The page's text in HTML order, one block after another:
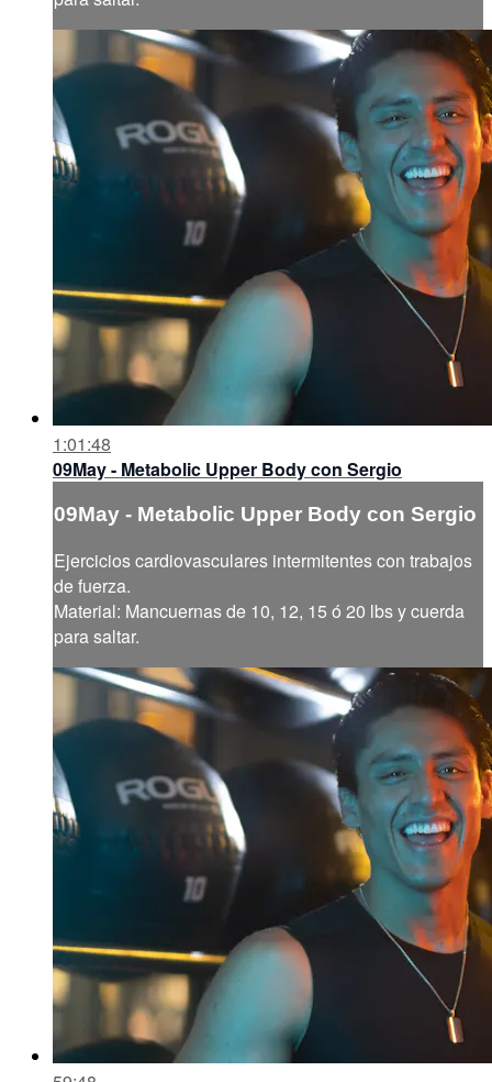
1:01:48
09May - Metabolic Upper Body con Sergio
09May - Metabolic Upper Body con Sergio
Ejercicios cardiovasculares intermitentes con trabajos
de fuerza.
Material: Mancuernas de 10, 12, 15 ó 20 lbs y cuerda
para saltar.